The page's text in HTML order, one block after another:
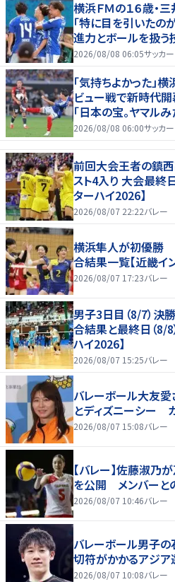
横浜ＦＭの１６歳・
「特に目を引いたの
進力とボールを扱う
2026/08/08 06:05サッカー
「気持ちよかった」
ビュー戦で新時代開
「日本の宝。ヤマルみ
2026/08/08 06:00サッカー
前回大会王者の鎮
スト4入り 大会最終
ターハイ2026】
2026/08/07 22:22バレー
横浜隼人が初優勝
合結果一覧【近畿イ
2026/08/07 17:23バレー
男子3日目（8/7）決
合結果と最終日（8/8
ハイ2026】
2026/08/07 15:25バレー
バレーボール大友
とディズニーシー
2026/08/07 15:08バレー
【バレー】佐藤淑
を公開 メンバーと
2026/08/07 10:46バレー
バレーボール男子
切符がかかるアジア
2026/08/07 10:08バレー